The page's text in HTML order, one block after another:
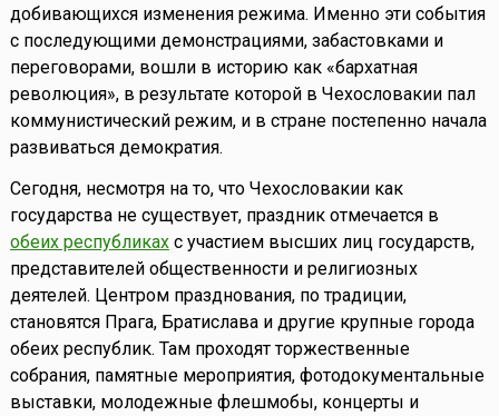
добивающихся изменения режима. Именно эти события
с последующими демонстрациями, забастовками и
переговорами, вошли в историю как «бархатная
революция», в результате которой в Чехословакии пал
коммунистический режим, и в стране постепенно начала
развиваться демократия.
Сегодня, несмотря на то, что Чехословакии как
государства не существует, праздник отмечается в
обеих республикахс участием высших лиц государств,
представителей общественности и религиозных
деятелей. Центром празднования, по традиции,
становятся Прага, Братислава и другие крупные города
обеих республик. Там проходят торжественные
собрания, памятные мероприятия, фотодокументальные
выставки, молодежные флешмобы, концерты и